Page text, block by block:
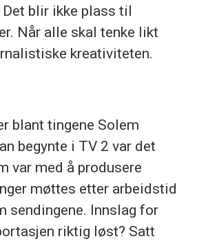
blir ikke plass til
Når alle skal tenke likt
kreativiteten.
blant tingene Solem
begynte i TV 2 var det
var med å produsere
møttes etter arbeidstid
sendingene. Innslag for
riktig løst? Satt